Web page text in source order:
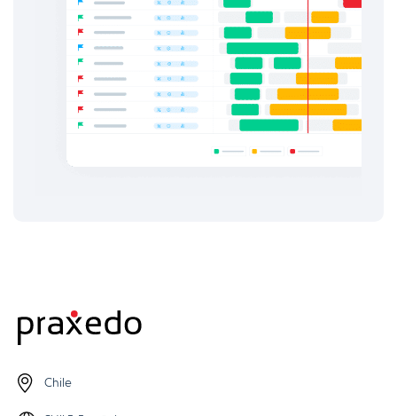
Chile